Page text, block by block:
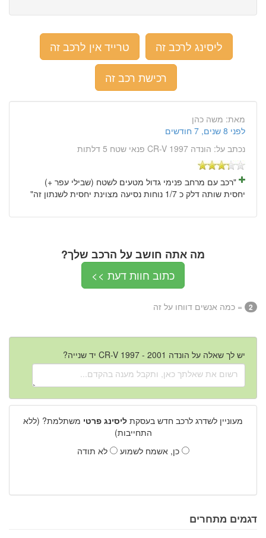
ליסינג לרכב זה
טרייד אין לרכב זה
רכישת רכב זה
מאת: משה כהן
לפני 8 שנים, 7 חודשים
נכתב על: הונדה CR-V 1997 פנאי שטח 5 דלתות
"רכב עם מרחב פנימי גדול מטעים לשטח (שבילי עפר +)
יחסית שותה דלק כ 1/7 נוחות נסיעה מצוינת יחסית לשנתון זה"
מה אתה חושב על הרכב שלך?
כתוב חוות דעת >>
2 = כמה אנשים דווחו על זה
יש לך שאלה על הונדה CR-V 1997 - 2001 יד שנייה?
מעוניין לשדרג לרכב חדש בעסקת ליסינג פרטי משתלמת? (ללא
התחייבות)
כן, אשמח לשמוע
לא תודה
דגמים מתחרים